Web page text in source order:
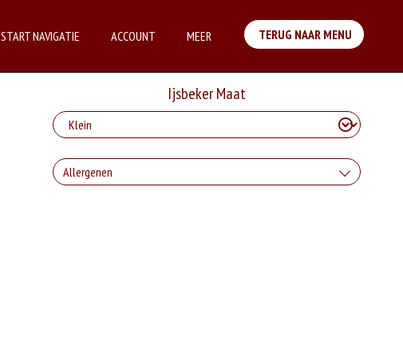
START NAVIGATIE ACCOUNT MEER TERUG NAAR MENU
Ijsbeker Maat
Allergenen